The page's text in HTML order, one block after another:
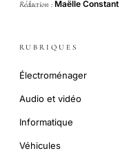
Rédaction : Maëlle Constant
RUBRIQUES
Électroménager
Audio et vidéo
Informatique
Véhicules